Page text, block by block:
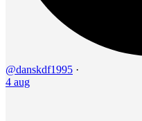
@danskdf1995 ·
4 aug